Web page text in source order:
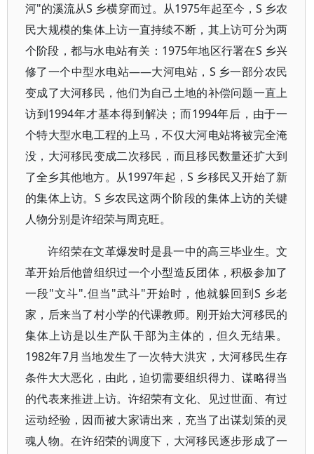
河"的溪流从S 乡横穿而过。从1975年起至今，S 乡农
民大规模的集体上访一直持续不断，其上访可分为两
个阶段，都与水电站有关：1975年地区行署在S 乡兴
修了一个中型水电站——大河电站，S 乡一部分农民
变成了大河移民，他们为自己土地的补偿问题一直上
访到1994年才基本得到解决；而1994年后，由于一
个特大型水电工程的上马，不仅大河电站将被完全淹
没，大河移民变成二次移民，而且移民数量还扩大到
了全乡其他地方。从1997年起，S 乡移民又开始了新
的集体上访。S 乡农民这两个阶段的集体上访的关键
人物分别是许绍荣与周克旺。
许绍荣在文革爆发时是县一中的高三毕业生。文
革开始后他曾组织过一个小型造反团体，积极参加了
一段"文斗".但当"武斗"开始时，他就躲回到S 乡老
家，后来当了村小学的代课教师。刚开始大河移民的
集体上访是以生产队干部为主体的，但久无结果。
1982年7月当地发生了一次特大洪灾，大河移民生存
条件大大恶化，由此，迫切需要组织得力、谋略得当
的代表来推进上访。许绍荣有文化、见过世面、有过
运动经验，因而被大家请出来，充当了出谋划策的灵
魂人物。在许绍荣的调度下，大河移民逐步形成了一